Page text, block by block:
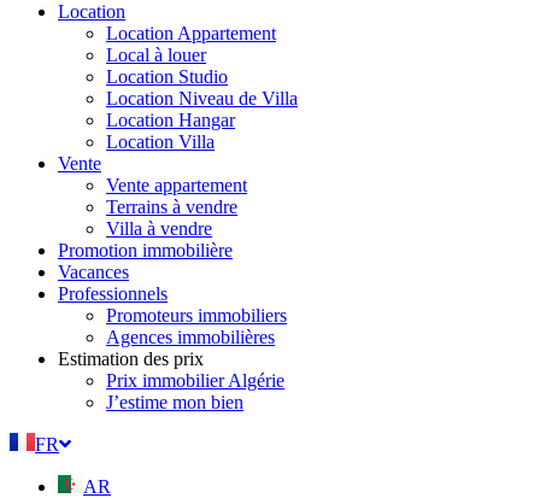
Location
Location Appartement
Local à louer
Location Studio
Location Niveau de Villa
Location Hangar
Location Villa
Vente
Vente appartement
Terrains à vendre
Villa à vendre
Promotion immobilière
Vacances
Professionnels
Promoteurs immobiliers
Agences immobilières
Estimation des prix
Prix immobilier Algérie
J’estime mon bien
FR
AR